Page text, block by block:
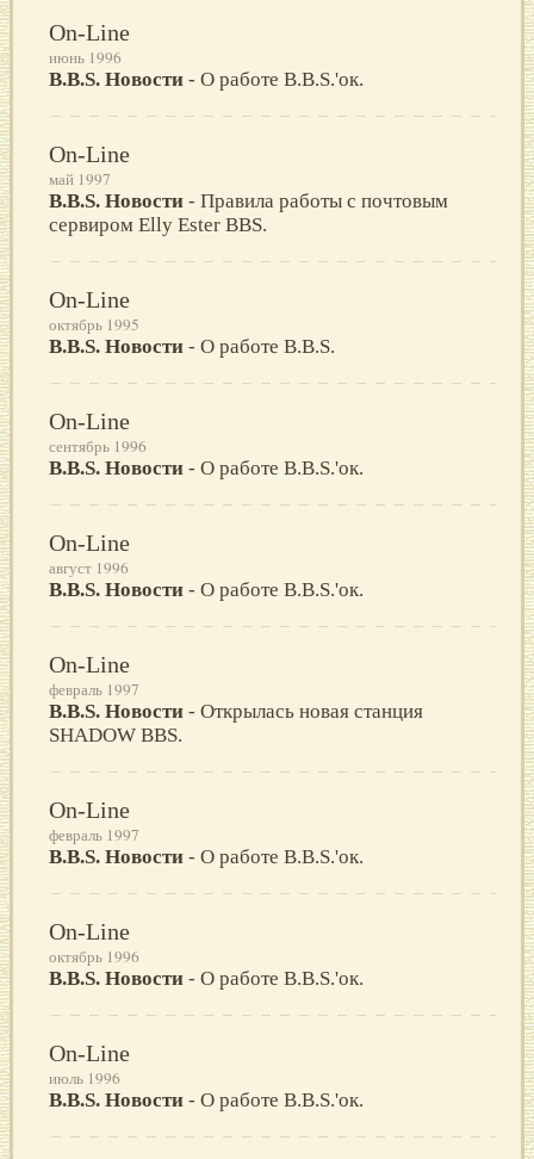
On-Line
июнь 1996
B.B.S. Новости - О работе B.B.S.'ок.
On-Line
май 1997
B.B.S. Hoвости - Правила работы с почтовым
сервиром Elly Ester BBS.
On-Line
октябрь 1995
B.B.S. Новости - О работе B.B.S.
On-Line
сентябрь 1996
B.B.S. Новости - О работе B.B.S.'ок.
On-Line
август 1996
B.B.S. Новости - О работе B.B.S.'ок.
On-Line
февраль 1997
B.B.S. Новости - Открылась новая станция
SHADOW BBS.
On-Line
февраль 1997
B.B.S. Новости - О работе B.B.S.'ок.
On-Line
октябрь 1996
B.B.S. Новости - О работе B.B.S.'ок.
On-Line
июль 1996
B.B.S. Новости - О работе B.B.S.'ок.